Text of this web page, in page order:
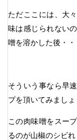
ただここには、大
味は感じられない
噌を溶かした後・
そういう事なら早
プを頂いてみましょ
この肉味噌をスー
るのが山椒のシビれ